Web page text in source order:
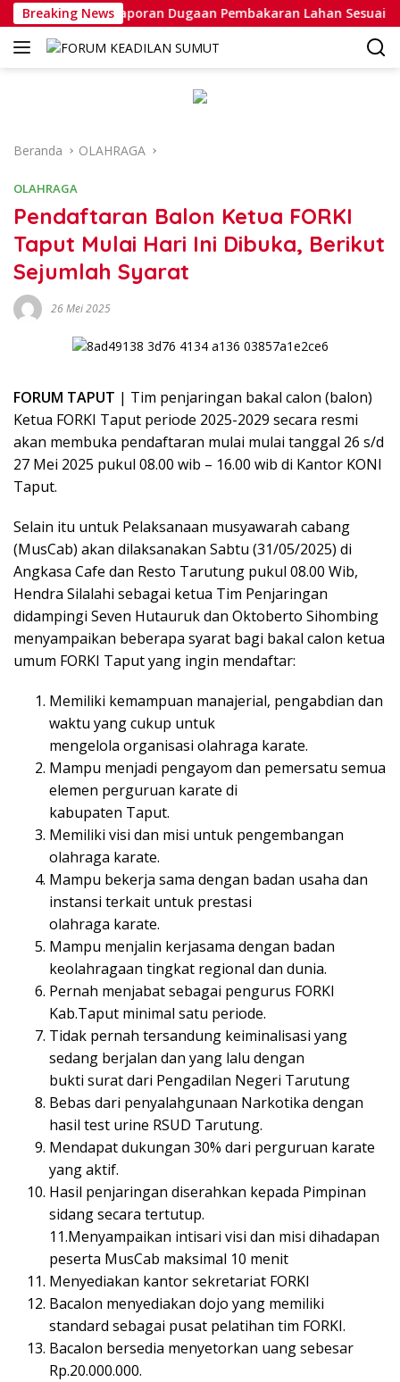
Langsung
ke
konten
Breaking NewsLaporan Dugaan Pembakaran Lahan Sesuai
Beranda OLAHRAGA
OLAHRAGA
Pendaftaran Balon Ketua FORKI
Taput Mulai Hari Ini Dibuka, Berikut
Sejumlah Syarat
26 Mei 2025
FORUM TAPUT | Tim penjaringan bakal calon (balon)
Ketua FORKI Taput periode 2025-2029 secara resmi
akan membuka pendaftaran mulai mulai tanggal 26 s/d
27 Mei 2025 pukul 08.00 wib – 16.00 wib di Kantor KONI
Taput.
Selain itu untuk Pelaksanaan musyawarah cabang
(MusCab) akan dilaksanakan Sabtu (31/05/2025) di
Angkasa Cafe dan Resto Tarutung pukul 08.00 Wib,
Hendra Silalahi sebagai ketua Tim Penjaringan
didampingi Seven Hutauruk dan Oktoberto Sihombing
menyampaikan beberapa syarat bagi bakal calon ketua
umum FORKI Taput yang ingin mendaftar:
Memiliki kemampuan manajerial, pengabdian dan
waktu yang cukup untuk
mengelola organisasi olahraga karate.
Mampu menjadi pengayom dan pemersatu semua
elemen perguruan karate di
kabupaten Taput.
Memiliki visi dan misi untuk pengembangan
olahraga karate.
Mampu bekerja sama dengan badan usaha dan
instansi terkait untuk prestasi
olahraga karate.
Mampu menjalin kerjasama dengan badan
keolahragaan tingkat regional dan dunia.
Pernah menjabat sebagai pengurus FORKI
Kab.Taput minimal satu periode.
Tidak pernah tersandung keiminalisasi yang
sedang berjalan dan yang lalu dengan
bukti surat dari Pengadilan Negeri Tarutung
Bebas dari penyalahgunaan Narkotika dengan
hasil test urine RSUD Tarutung.
Mendapat dukungan 30% dari perguruan karate
yang aktif.
Hasil penjaringan diserahkan kepada Pimpinan
sidang secara tertutup.
11.Menyampaikan intisari visi dan misi dihadapan
peserta MusCab maksimal 10 menit
Menyediakan kantor sekretariat FORKI
Bacalon menyediakan dojo yang memiliki
standard sebagai pusat pelatihan tim FORKI.
Bacalon bersedia menyetorkan uang sebesar
Rp.20.000.000.